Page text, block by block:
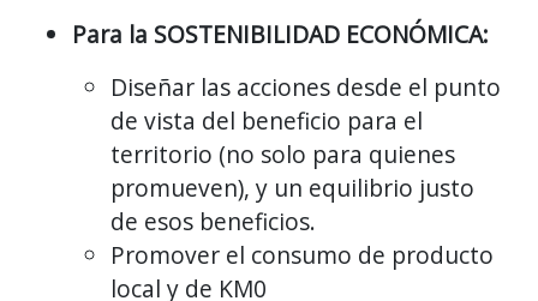
Para la SOSTENIBILIDAD ECONÓMICA:
Diseñar las acciones desde el punto
de vista del beneficio para el
territorio (no solo para quienes
promueven), y un equilibrio justo
de esos beneficios.
Promover el consumo de producto
local y de KM0